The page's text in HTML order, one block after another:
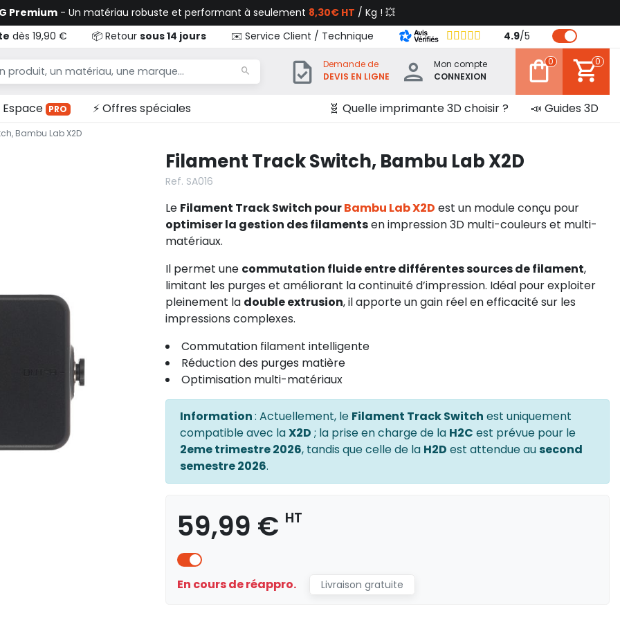
Premium - Un matériau robuste et performant à seulement 8,30€ HT / Kg ! 💥
dès 19,90 € 📦 Retour sous 14 jours ✉️ Service Client / Technique 4.9/5
Demande de
DEVIS EN LIGNE
Mon compte
CONNEXION
0 0
Espace PRO ⚡ Offres spéciales 🧬 Quelle imprimante 3D choisir ? 📣 Guides 3D
Bambu Lab X2D
Filament Track Switch, Bambu Lab X2D
Ref. SA016
Le Filament Track Switch pourBambu Lab X2D est un module conçu pour
optimiser la gestion des filamentsen impression 3D multi-couleurs et multi-
matériaux.
Il permet une commutation fluide entre différentes sources de filament,
limitant les purges et améliorant la continuité d’impression. Idéal pour exploiter
pleinement la double extrusion, il apporte un gain réel en efficacité sur les
impressions complexes.
Commutation filament intelligente
Réduction des purges matière
Optimisation multi-matériaux
Information: Actuellement, le Filament Track Switch est uniquement
compatible avec laX2D ; la prise en charge de la H2C est prévue pour le
2eme trimestre 2026, tandis que celle de la H2D est attendue au second
semestre 2026.
59,99 € HT
En cours de réappro. Livraison gratuite